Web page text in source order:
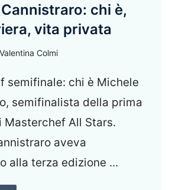
chi è,
vita privata
Valentina Colmi
semifinale: chi è Michele
semifinalista della prima
Masterchef All Stars.
aveva
alla terza edizione ...